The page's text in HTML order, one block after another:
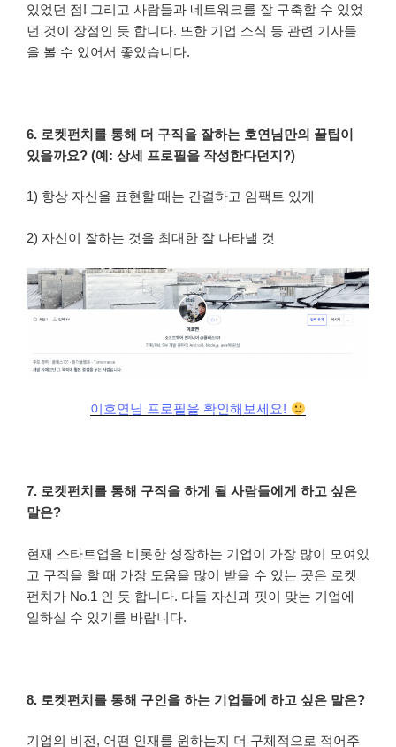
있었던 점! 그리고 사람들과 네트워크를 잘 구축할 수 있었
던 것이 장점인 듯 합니다. 또한 기업 소식 등 관련 기사들
을 볼 수 있어서 좋았습니다.
6. 로켓펀치를 통해 더 구직을 잘하는 호연님만의 꿀팁이
있을까요? (예: 상세 프로필을 작성한다던지?)
1) 항상 자신을 표현할 때는 간결하고 임팩트 있게
2) 자신이 잘하는 것을 최대한 잘 나타낼 것
이호연님 프로필을 확인해보세요!
7. 로켓펀치를 통해 구직을 하게 될 사람들에게 하고 싶은
말은?
현재 스타트업을 비롯한 성장하는 기업이 가장 많이 모여있
고 구직을 할 때 가장 도움을 많이 받을 수 있는 곳은 로켓
펀치가 No.1 인 듯 합니다. 다들 자신과 핏이 맞는 기업에
일하실 수 있기를 바랍니다.
8. 로켓펀치를 통해 구인을 하는 기업들에 하고 싶은 말은?
기업의 비전, 어떤 인재를 원하는지 더 구체적으로 적어주